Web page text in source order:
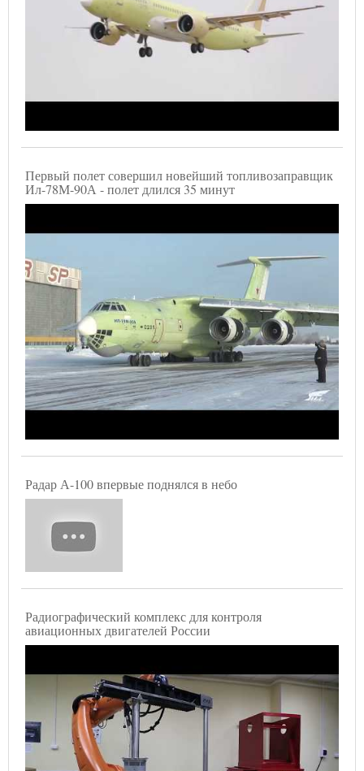
Первый полет совершил новейший топливозаправщик
Ил-78М-90А - полет длился 35 минут
Радар А-100 впервые поднялся в небо
Радиографический комплекс для контроля
авиационных двигателей России